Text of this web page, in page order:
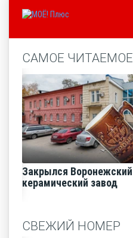
САМОЕ ЧИТАЕМОЕ
Закрылся Воронежский
керамический завод
СВЕЖИЙ НОМЕР